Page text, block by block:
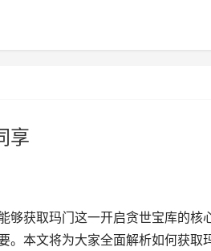
享
够获取玛门这一开启贪世宝库的核
本文将为大家全面解析如何获取